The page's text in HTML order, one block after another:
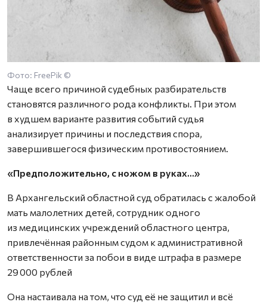
Фото: FreePik ©
Чаще всего причиной судебных разбирательств
становятся различного рода конфликты. При этом
в худшем варианте развития событий судья
анализирует причины и последствия спора,
завершившегося физическим противостоянием.
«Предположительно, с ножом в руках…»
В Архангельский областной суд обратилась с жалобой
мать малолетних детей, сотрудник одного
из медицинских учреждений областного центра,
привлечённая районным судом к административной
ответственности за побои в виде штрафа в размере
29 000 рублей
Она настаивала на том, что суд её не защитил и всё